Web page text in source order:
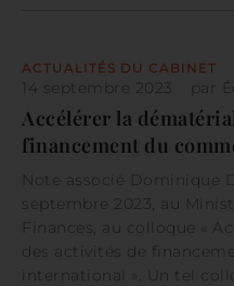
ACTUALITÉS DU CABINET
14 septembre 2023 par
Accélérer la
financement du
Note associé Dominique
septembre 2023, au
Finances, au colloque «
des activités de
international ». Un tel